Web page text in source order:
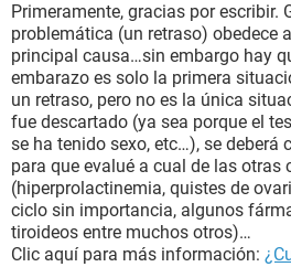
Primeramente, gracias por escribir.
problemática (un retraso) obedece
principal causa…sin embargo hay
embarazo es solo la primera
un retraso, pero no es la única
fue descartado (ya sea porque el
se ha tenido sexo, etc…), se deberá
para que evalué a cual de las otras
(hiperprolactinemia, quistes de
ciclo sin importancia, algunos
tiroideos entre muchos otros)…
Clic aquí para más información: